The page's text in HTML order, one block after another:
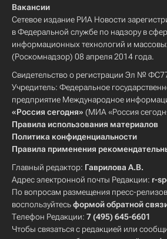
Вакансии
Сетевое издание РИА Новости
в Федеральной службе по надзору в
информационных технологий и
(Роскомнадзор) 08 апреля 2014 года.
Свидетельство о регистрации Эл №
Учредитель: Федеральное
предприятие Международное
«Россия сегодня» (МИА «Россия
Правила использования материалов
Политика конфиденциальности
Правила применения
Главный редактор: Гаврилова А.В.
Адрес электронной почты Редакции: r-
По вопросам размещения пресс-
воспользуйтесьформой обратной
Телефон Редакции: 7 (495) 645-6601
Чтобы связаться с редакцией или